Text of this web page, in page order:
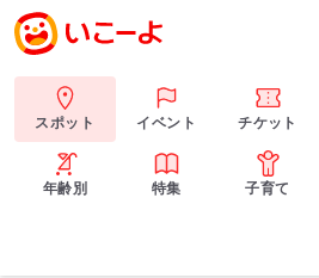
スポット イベント チケット
年齢別 特集 子育て